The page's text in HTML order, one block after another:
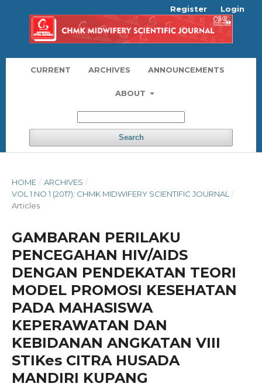
CURRENT ARCHIVES ANNOUNCEMENTS
ABOUT
Search
Register Login
HOME / ARCHIVES /
VOL 1 NO 1 (2017): CHMK MIDWIFERY SCIENTIFIC JOURNAL
/
Articles
GAMBARAN PERILAKU
PENCEGAHAN HIV/AIDS
DENGAN PENDEKATAN TEORI
MODEL PROMOSI KESEHATAN
PADA MAHASISWA
KEPERAWATAN DAN
KEBIDANAN ANGKATAN VIII
STIKes CITRA HUSADA
MANDIRI KUPANG